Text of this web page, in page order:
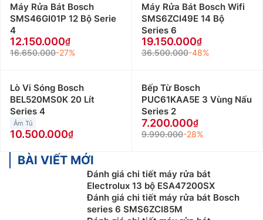
Máy Rửa Bát Bosch
SMS46GI01P 12 Bộ Serie
4
12.150.000
16.650.000-27%
Máy Rửa Bát Bosch Wifi
SMS6ZCI49E 14 Bộ
Series 6
19.150.000
36.500.000-48%
Lò Vi Sóng Bosch
BEL520MS0K 20 Lít
Series 4
Âm Tủ
10.500.000
Bếp Từ Bosch
PUC61KAA5E 3 Vùng Nấu
Series 2
7.200.000
9.990.000-28%
BÀI VIẾT MỚI
Đánh giá chi tiết máy rửa bát
Electrolux 13 bộ ESA47200SX
Đánh giá chi tiết máy rửa bát Bosch
series 6 SMS6ZCI85M